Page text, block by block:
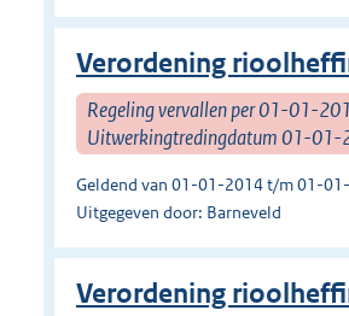
Verordening
Regeling vervallen per 01-01-
Uitwerkingtredingdatum 01-01-
Geldend van 01-01-2014 t/m 01-
Uitgegeven door: Barneveld
Verordening